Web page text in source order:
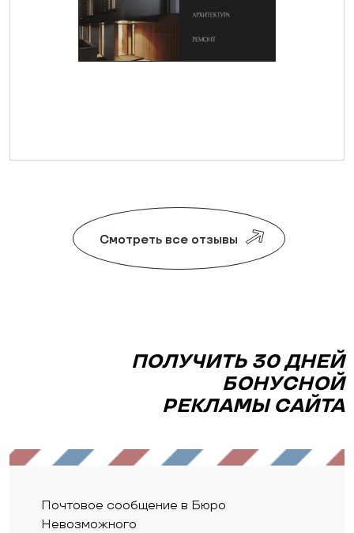
Смотреть все отзывы
ПОЛУЧИТЬ 30 ДНЕЙ
БОНУСНОЙ
РЕКЛАМЫ САЙТА
Почтовое сообщение в Бюро
Невозможного